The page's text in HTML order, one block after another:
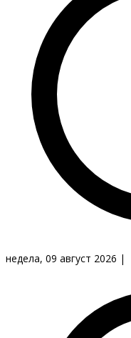
недела, 09 август 2026 |